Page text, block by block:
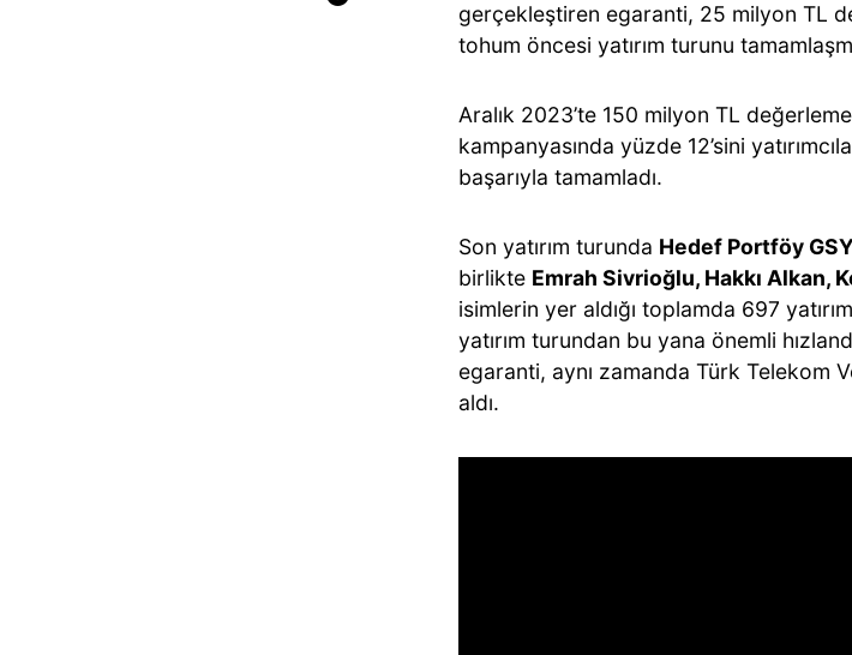
gerçekleştiren egaranti, 25 milyon TL
tohum öncesi yatırım turunu
Aralık 2023’te 150 milyon TL
kampanyasında yüzde 12’sini
başarıyla tamamladı.
Son yatırım turunda Hedef Portföy
birlikte Emrah Sivrioğlu, Hakkı Alkan,
isimlerin yer aldığı toplamda 697
yatırım turundan bu yana önemli
egaranti, aynı zamanda Türk Telekom
aldı.